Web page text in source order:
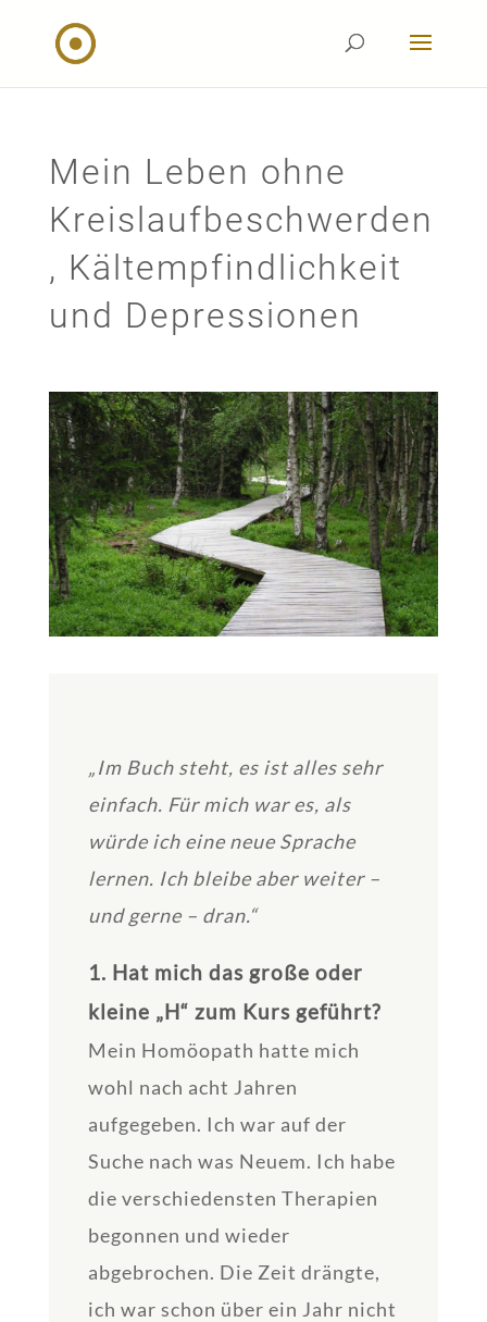
Mein Leben ohne
Kreislaufbeschwerden
, Kältempfindlichkeit
und Depressionen
„Im Buch steht, es ist alles sehr
einfach. Für mich war es, als
würde ich eine neue Sprache
lernen. Ich bleibe aber weiter –
und gerne – dran.“
1. Hat mich das große oder
kleine „H“ zum Kurs geführt?
Mein Homöopath hatte mich
wohl nach acht Jahren
aufgegeben. Ich war auf der
Suche nach was Neuem. Ich habe
die verschiedensten Therapien
begonnen und wieder
abgebrochen. Die Zeit drängte,
ich war schon über ein Jahr nicht